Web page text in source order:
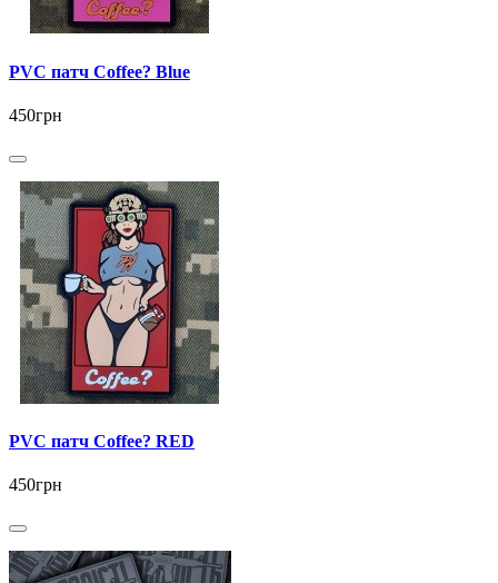
PVC патч Coffee? Blue
450грн
PVC патч Coffee? RED
450грн